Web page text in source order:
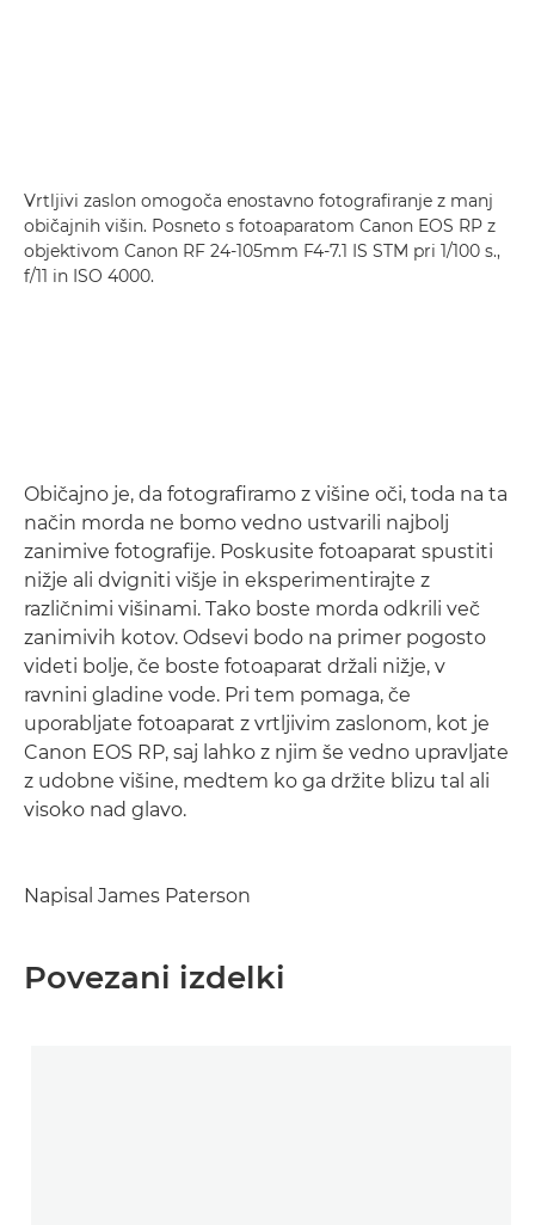
Vrtljivi zaslon omogoča enostavno fotografiranje z manj
običajnih višin. Posneto s fotoaparatom Canon EOS RP z
objektivom Canon RF 24-105mm F4-7.1 IS STM pri 1/100 s.,
f/11 in ISO 4000.
Običajno je, da fotografiramo z višine oči, toda na ta
način morda ne bomo vedno ustvarili najbolj
zanimive fotografije. Poskusite fotoaparat spustiti
nižje ali dvigniti višje in eksperimentirajte z
različnimi višinami. Tako boste morda odkrili več
zanimivih kotov. Odsevi bodo na primer pogosto
videti bolje, če boste fotoaparat držali nižje, v
ravnini gladine vode. Pri tem pomaga, če
uporabljate fotoaparat z vrtljivim zaslonom, kot je
Canon EOS RP, saj lahko z njim še vedno upravljate
z udobne višine, medtem ko ga držite blizu tal ali
visoko nad glavo.
Napisal James Paterson
Povezani izdelki